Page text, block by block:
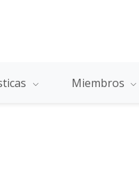
Miembros